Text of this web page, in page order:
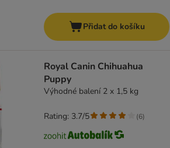
Přidat do košíku
Royal Canin Chihuahua
Puppy
Výhodné balení 2 x 1,5 kg
Rating: 3.7/5 (6)